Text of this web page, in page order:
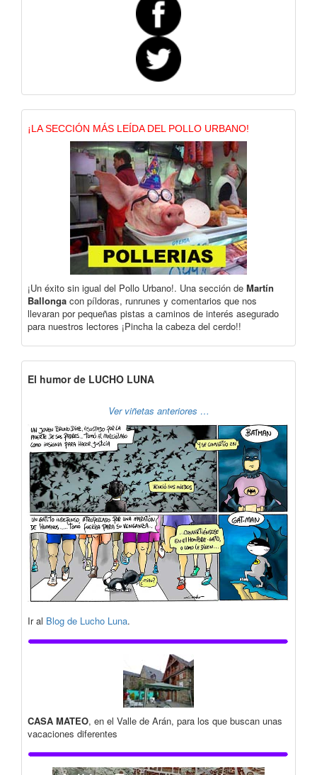
¡LA SECCIÓN MÁS LEÍDA DEL POLLO URBANO!
¡Un éxito sin igual del Pollo Urbano!. Una sección de Martín
Ballonga con píldoras, runrunes y comentarios que nos
llevaran por pequeñas pistas a caminos de interés asegurado
para nuestros lectores ¡Pincha la cabeza del cerdo!!
El humor de LUCHO LUNA
Ver viñetas anteriores …
Ir al Blog de Lucho Luna.
CASA MATEO, en el Valle de Arán, para los que buscan unas
vacaciones diferentes